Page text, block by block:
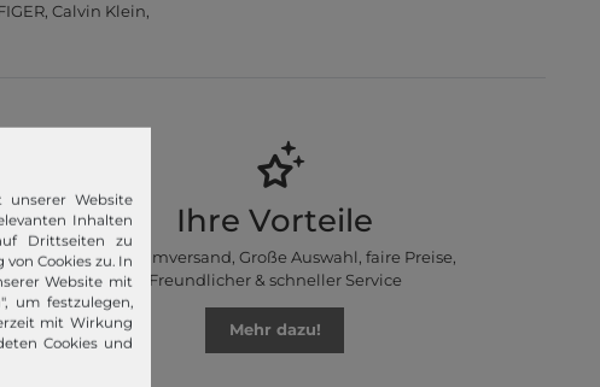
Calvin Klein,
Ihre Vorteile
Premiumversand, Große Auswahl, faire Preise,
Freundlicher & schneller Service
Mehr dazu!
unserer Website
Inhalten
Drittseiten zu
Cookies zu. In
Website mit
um festzulegen,
mit Wirkung
Cookies und